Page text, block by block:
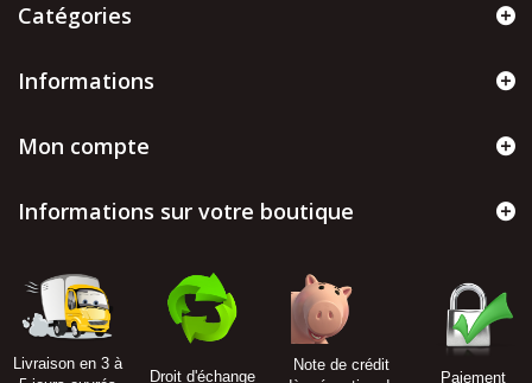
Catégories
Informations
Mon compte
Informations sur votre boutique
Livraison en 3 à
Droit d'échange
Note de crédit
Paiement